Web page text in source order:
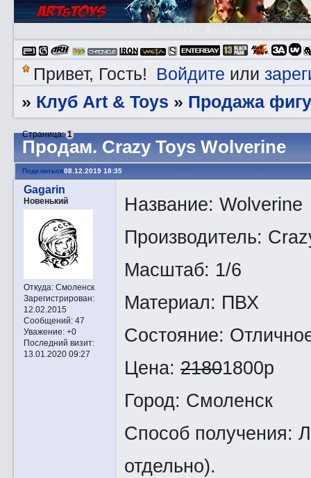
Привет, Гость! Войдите или
» Клуб Art & Toys » Продажа
Прoдам. Crazy Toys Wolverine
Страница:1
Поделиться08.12.2019 18:35
Gagarin
Новенький
Откуда:Смоленск
Зарегистрирован:
12.02.2015
Сообщений:47
Уважение: +0
Последний визит:
13.01.2020 09:27
Название: Wolverine
Производитель:
Масштаб: 1/6
Материал: ПВХ
Состояние:
Цена: 21801800р
Город: Смоленск
Способ получения:
отдельно).